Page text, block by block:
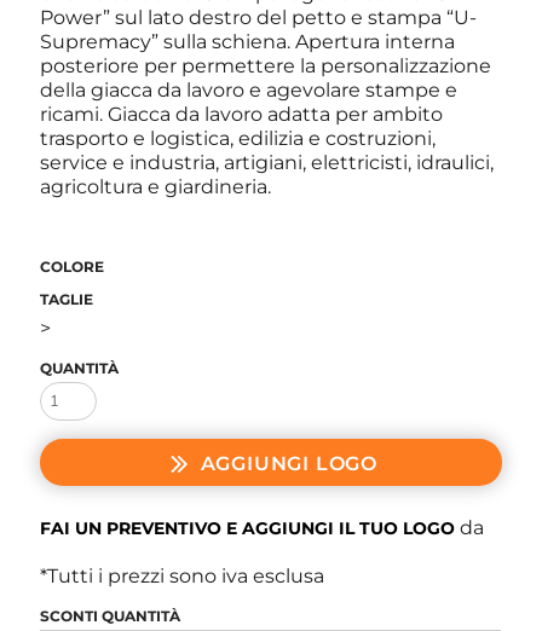
Power” sul lato destro del petto e stampa “U-
Supremacy” sulla schiena. Apertura interna
posteriore per permettere la personalizzazione
della giacca da lavoro e agevolare stampe e
ricami. Giacca da lavoro adatta per ambito
trasporto e logistica, edilizia e costruzioni,
service e industria, artigiani, elettricisti, idraulici,
agricoltura e giardineria.
COLORE
TAGLIE
>
QUANTITÀ
AGGIUNGI LOGO
FAI UN PREVENTIVO E AGGIUNGI IL TUO LOGO da
*Tutti i prezzi sono iva esclusa
SCONTI QUANTITÀ